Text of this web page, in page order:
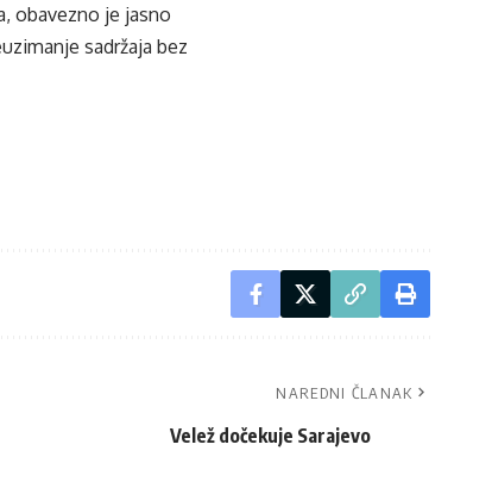
obavezno je jasno
sadržaja bez
NAREDNI ČLANAK
Velež dočekuje Sarajevo